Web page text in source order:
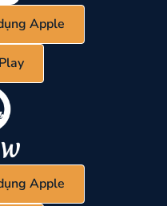
Apple
Apple